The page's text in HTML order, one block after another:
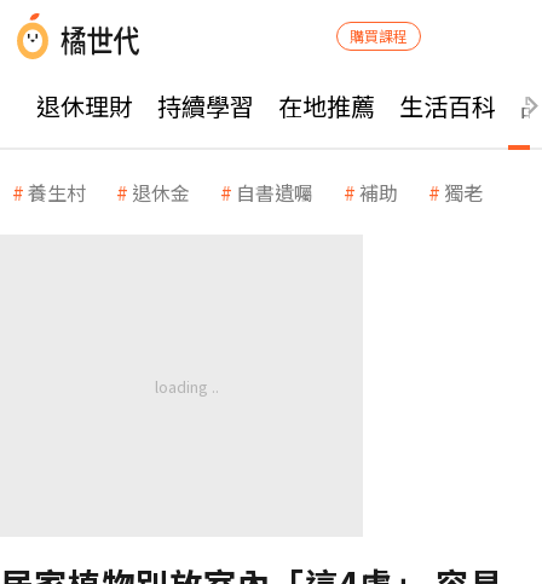
購買課程
退休理財 持續學習 在地推薦 生活百科
養生村 退休金 自書遺囑 補助 獨老